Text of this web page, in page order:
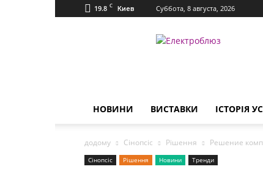
19.8 C Киев Суббота, 8 августа, 2026
Електроблюз
НОВИНИ ВИСТАВКИ ІСТОРІЯ
додому Сінопсіс Рішення Решение
Сінопсіс Рішення Новини Тренди